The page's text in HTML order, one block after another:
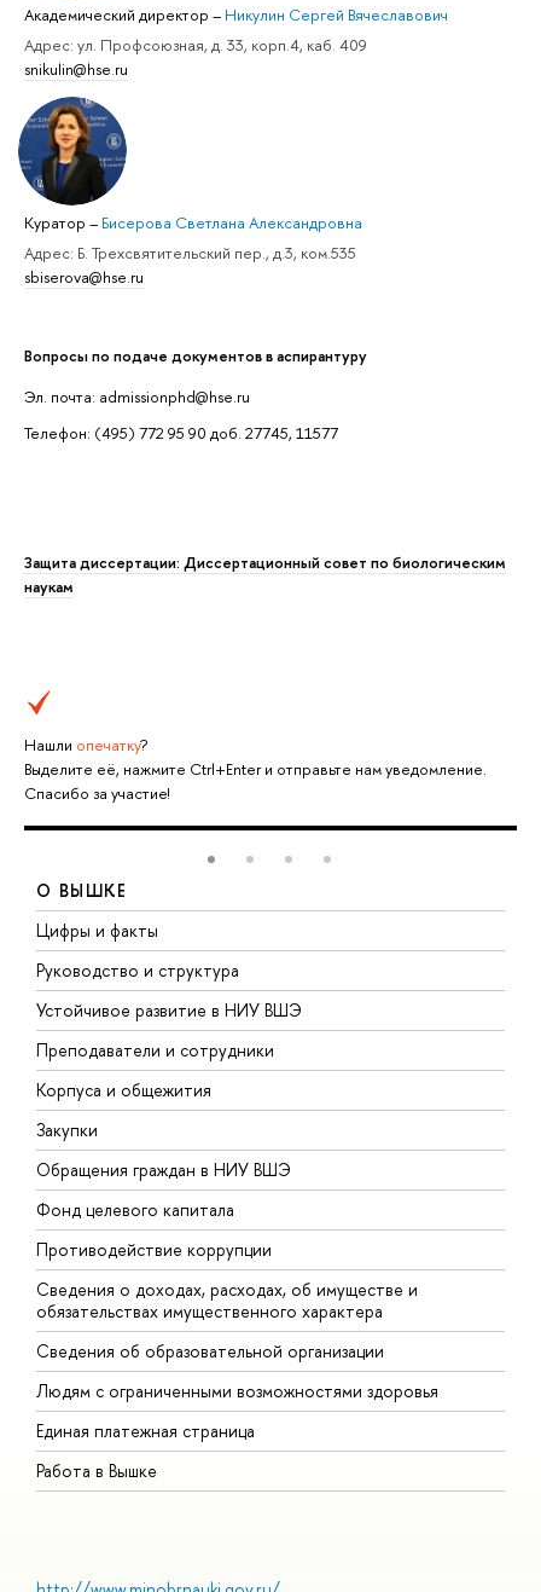
Академический директор – Никулин Сергей Вячеславович
Адрес: ул. Профсоюзная, д. 33, корп.4, каб. 409
snikulin@hse.ru
Куратор – Бисерова Светлана Александровна
Адрес: Б. Трехсвятительский пер., д.3, ком.535
sbiserova@hse.ru
Вопросы по подаче документов в аспирантуру
Эл. почта: admissionphd@hse.ru
Телефон: (495) 772 95 90 доб. 27745, 11577
Защита диссертации: Диссертационный совет по биологическим
наукам
Нашли опечатку?
Выделите её, нажмите Ctrl+Enter и отправьте нам уведомление.
Спасибо за участие!
О ВЫШКЕ
Цифры и факты
Руководство и структура
Устойчивое развитие в НИУ ВШЭ
Преподаватели и сотрудники
Корпуса и общежития
Закупки
Обращения граждан в НИУ ВШЭ
Фонд целевого капитала
Противодействие коррупции
Сведения о доходах, расходах, об имуществе и
обязательствах имущественного характера
Сведения об образовательной организации
Людям с ограниченными возможностями здоровья
Единая платежная страница
Работа в Вышке